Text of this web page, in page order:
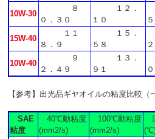
10W-30
８
０．３０
１２．
１０
15W-40
１１
８．９
１５．
５８
10W-40
９
２．４９
１３．
９１
【参考】出光品ギヤオイル
SAE
粘度
40℃動粘度
(mm2/s)
100℃動粘度
(mm2/s)